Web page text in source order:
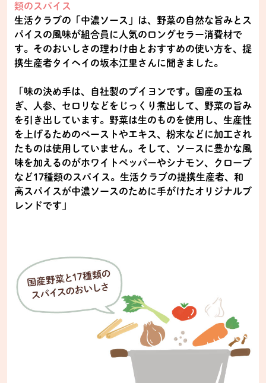
類のスパイス
生活クラブの「中濃ソース」は、野菜の自然な旨みとス
パイスの風味が組合員に人気のロングセラー消費材で
す。そのおいしさの理わけ由とおすすめの使い方を、提
携生産者タイヘイの坂本江里さんに聞きました。
「味の決め手は、自社製のブイヨンです。国産の玉ね
ぎ、人参、セロリなどをじっくり煮出して、野菜の旨み
を引き出しています。野菜は生のものを使用し、生産性
を上げるためのペーストやエキス、粉末などに加工され
たものは使用していません。そして、ソースに豊かな風
味を加えるのがホワイトペッパーやシナモン、クローブ
など17種類のスパイス。生活クラブの提携生産者、和
高スパイスが中濃ソースのために手がけたオリジナルブ
レンドです」